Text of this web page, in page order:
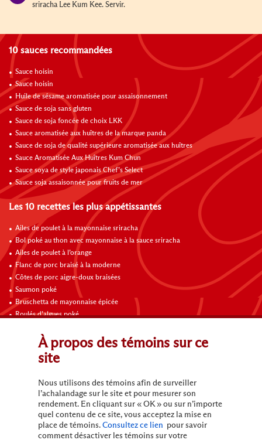
sriracha Lee Kum Kee. Servir.
10 sauces recommandées
Sauce hoisin
Sauce hoisin
Huile de sésame aromatisée pour assaisonnement
Sauce de soja sans gluten
Sauce de soja foncée de choix LKK
Sauce aromatisée aux huîtres de la marque panda
Sauce de soja de qualité supérieure aromatisée aux huîtres
Sauce Aromatisée Aux Huîtres Kum Chun
Sauce soya de style japonais Chef’s Select
Sauce soja assaisonnée pour fruits de mer
Les 10 recettes les plus appétissantes
Ailes de poulet à la mayonnaise sriracha
Bol poké au thon avec mayonnaise à la sauce sriracha
Ailes de poulet à l’orange
Flanc de porc braisé à la moderne
Côtes de porc aigre-doux braisées
Saumon poké
Bruschetta de mayonnaise épicée
Roulés d’algues poké
Ailes au chili sucré thai
Contactez-nous
À propos des témoins sur ce
site
Nous utilisons des témoins afin de surveiller
l’achalandage sur le site et pour mesurer son
rendement. En cliquant sur « OK » ou sur n’importe
quel contenu de ce site, vous acceptez la mise en
place de témoins. Consultez ce lien pour savoir
comment désactiver les témoins sur votre